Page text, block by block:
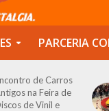
PARCERIA
de Carros
na Feira de
de Vinil e